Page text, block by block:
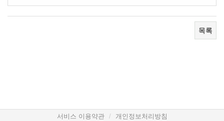
목록
서비스 이용약관 개인정보처리방침